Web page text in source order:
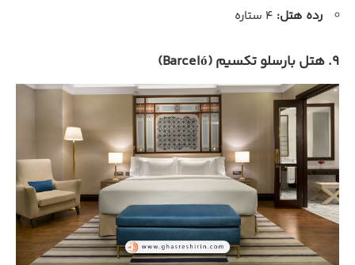
رده هتل:
9. هتل بارسلو تکسیم (Barceló)